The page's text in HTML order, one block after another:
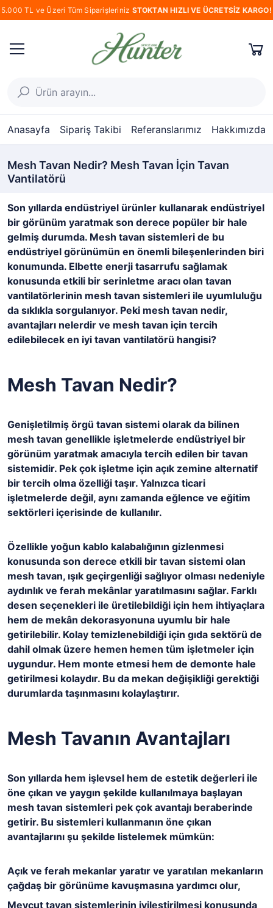
5.000 TL ve Üzeri Tüm Siparişleriniz STOKTAN HIZLI VE ÜCRETSİZ KARGO!
Anasayfa Sipariş Takibi Referanslarımız Hakkımızda
Mesh Tavan Nedir? Mesh Tavan İçin Tavan
Vantilatörü
Son yıllarda endüstriyel ürünler kullanarak endüstriyel
bir görünüm yaratmak son derece popüler bir hale
gelmiş durumda. Mesh tavan sistemleri de bu
endüstriyel görünümün en önemli bileşenlerinden biri
konumunda. Elbette enerji tasarrufu sağlamak
konusunda etkili bir serinletme aracı olan tavan
vantilatörlerinin mesh tavan sistemleri ile uyumluluğu
da sıklıkla sorgulanıyor. Peki mesh tavan nedir,
avantajları nelerdir ve mesh tavan için tercih
edilebilecek en iyi tavan vantilatörü hangisi?
Mesh Tavan Nedir?
Genişletilmiş örgü tavan sistemi olarak da bilinen
mesh tavan genellikle işletmelerde endüstriyel bir
görünüm yaratmak amacıyla tercih edilen bir tavan
sistemidir. Pek çok işletme için açık zemine alternatif
bir tercih olma özelliği taşır. Yalnızca ticari
işletmelerde değil, aynı zamanda eğlence ve eğitim
sektörleri içerisinde de kullanılır.
Özellikle yoğun kablo kalabalığının gizlenmesi
konusunda son derece etkili bir tavan sistemi olan
mesh tavan, ışık geçirgenliği sağlıyor olması nedeniyle
aydınlık ve ferah mekânlar yaratılmasını sağlar. Farklı
desen seçenekleri ile üretilebildiği için hem ihtiyaçlara
hem de mekân dekorasyonuna uyumlu bir hale
getirilebilir. Kolay temizlenebildiği için gıda sektörü de
dahil olmak üzere hemen hemen tüm işletmeler için
uygundur. Hem monte etmesi hem de demonte hale
getirilmesi kolaydır. Bu da mekan değişikliği gerektiği
durumlarda taşınmasını kolaylaştırır.
Mesh Tavanın Avantajları
Son yıllarda hem işlevsel hem de estetik değerleri ile
öne çıkan ve yaygın şekilde kullanılmaya başlayan
mesh tavan sistemleri pek çok avantajı beraberinde
getirir. Bu sistemleri kullanmanın öne çıkan
avantajlarını şu şekilde listelemek mümkün:
Açık ve ferah mekanlar yaratır ve yaratılan mekanların
çağdaş bir görünüme kavuşmasına yardımcı olur,
Mevcut tavan sistemlerinin iyileştirilmesi konusunda